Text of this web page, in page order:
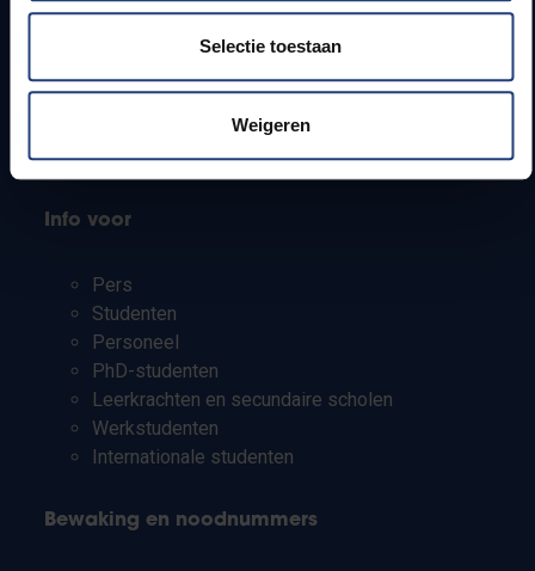
Selectie toestaan
Weigeren
Webmail
Bereikbaarheid
Onderzoeksgroepen
Campusfaciliteiten
Info voor
Pers
Studenten
Personeel
PhD-studenten
Leerkrachten en secundaire scholen
Werkstudenten
Internationale studenten
Bewaking en noodnummers